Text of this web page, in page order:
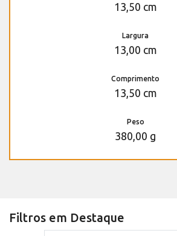
13,50 cm
Largura
13,00 cm
Comprimento
13,50 cm
Peso
380,00 g
Filtros em Destaque